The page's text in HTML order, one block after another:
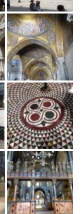
ł
ą
c
z
n